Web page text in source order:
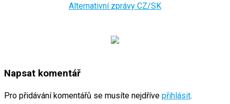
Alternativní zprávy CZ/SK
Napsat komentář
Pro přidávání komentářů se musíte nejdříve přihlásit.